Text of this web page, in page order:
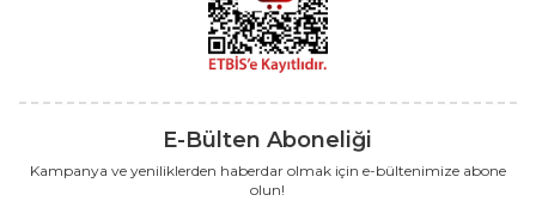
E-Bülten Aboneliği
Kampanya ve yeniliklerden haberdar olmak için e-bültenimize abone
olun!